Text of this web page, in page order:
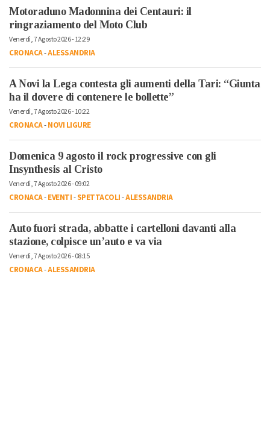
Motoraduno Madonnina dei Centauri: il
ringraziamento del Moto Club
Venerdì, 7 Agosto 2026 - 12:29
CRONACA-ALESSANDRIA
A Novi la Lega contesta gli aumenti della Tari: “Giunta
ha il dovere di contenere le bollette”
Venerdì, 7 Agosto 2026 - 10:22
CRONACA-NOVI LIGURE
Domenica 9 agosto il rock progressive con gli
Insynthesis al Cristo
Venerdì, 7 Agosto 2026 - 09:02
CRONACA-EVENTI-SPETTACOLI-ALESSANDRIA
Auto fuori strada, abbatte i cartelloni davanti alla
stazione, colpisce un’auto e va via
Venerdì, 7 Agosto 2026 - 08:15
CRONACA-ALESSANDRIA